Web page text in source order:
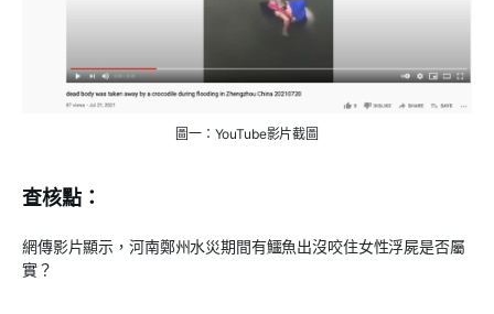
圖一：YouTube影片截圖
查核點：
網傳影片顯示，河南鄭州水災期間有鱷魚出沒咬住女性浮屍是否屬
實？